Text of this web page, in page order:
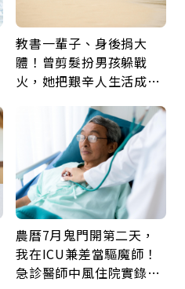
教書一輩子、身後捐大
體！曾剪髮扮男孩躲戰
火，她把艱辛人生活成風
農曆7月鬼門開第二天，
我在ICU兼差當驅魔師！
急診醫師中風住院實錄：